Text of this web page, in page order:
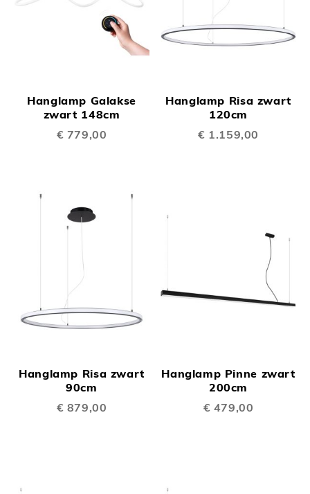
Hanglamp Galakse
zwart 148cm
€ 779,00
Hanglamp Risa zwart
120cm
€ 1.159,00
Hanglamp Risa zwart
90cm
€ 879,00
Hanglamp Pinne zwart
200cm
€ 479,00